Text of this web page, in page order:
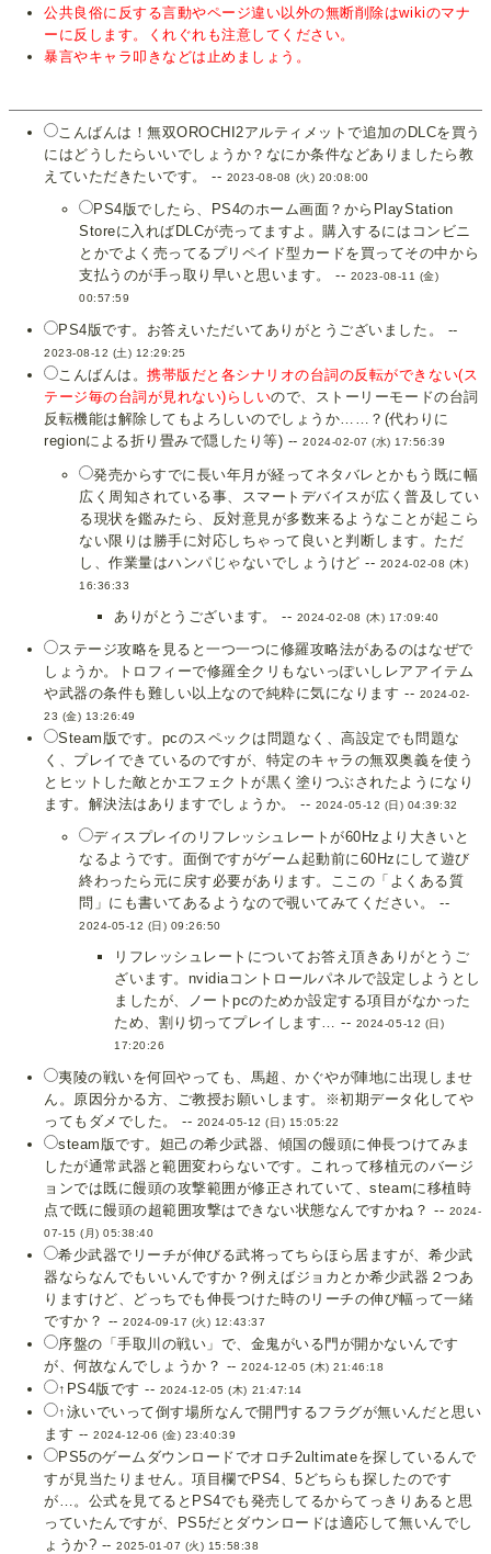
公共良俗に反する言動やページ違い以外の無断削除はwikiのマナ
ーに反します。くれぐれも注意してください。
暴言やキャラ叩きなどは止めましょう。
こんばんは！無双OROCHI2アルティメットで追加のDLCを買う
にはどうしたらいいでしょうか？なにか条件などありましたら教
えていただきたいです。 -- 2023-08-08 (火) 20:08:00
PS4版でしたら、PS4のホーム画面？からPlayStation
Storeに入ればDLCが売ってますよ。購入するにはコンビニ
とかでよく売ってるプリペイド型カードを買ってその中から
支払うのが手っ取り早いと思います。 -- 2023-08-11 (金)
00:57:59
PS4版です。お答えいただいてありがとうございました。 --
2023-08-12 (土) 12:29:25
こんばんは。携帯版だと各シナリオの台詞の反転ができない(ス
テージ毎の台詞が見れない)らしいので、ストーリーモードの台詞
反転機能は解除してもよろしいのでしょうか……？(代わりに
regionによる折り畳みで隠したり等) --2024-02-07 (水) 17:56:39
発売からすでに長い年月が経ってネタバレとかもう既に幅
広く周知されている事、スマートデバイスが広く普及してい
る現状を鑑みたら、反対意見が多数来るようなことが起こら
ない限りは勝手に対応しちゃって良いと判断します。ただ
し、作業量はハンパじゃないでしょうけど -- 2024-02-08 (木)
16:36:33
ありがとうございます。 -- 2024-02-08 (木) 17:09:40
ステージ攻略を見ると一つ一つに修羅攻略法があるのはなぜで
しょうか。トロフィーで修羅全クリもないっぽいしレアアイテム
や武器の条件も難しい以上なので純粋に気になります -- 2024-02-
23 (金) 13:26:49
Steam版です。pcのスペックは問題なく、高設定でも問題な
く、プレイできているのですが、特定のキャラの無双奥義を使う
とヒットした敵とかエフェクトが黒く塗りつぶされたようになり
ます。解決法はありますでしょうか。 -- 2024-05-12 (日) 04:39:32
ディスプレイのリフレッシュレートが60Hzより大きいと
なるようです。面倒ですがゲーム起動前に60Hzにして遊び
終わったら元に戻す必要があります。ここの「よくある質
問」にも書いてあるようなので覗いてみてください。 --
2024-05-12 (日) 09:26:50
リフレッシュレートについてお答え頂きありがとうご
ざいます。nvidiaコントロールパネルで設定しようとし
ましたが、ノートpcのためか設定する項目がなかった
ため、割り切ってプレイします… -- 2024-05-12 (日)
17:20:26
夷陵の戦いを何回やっても、馬超、かぐやが陣地に出現しませ
ん。原因分かる方、ご教授お願いします。※初期データ化してや
ってもダメでした。 -- 2024-05-12 (日) 15:05:22
steam版です。妲己の希少武器、傾国の饅頭に伸長つけてみま
したが通常武器と範囲変わらないです。これって移植元のバージ
ョンでは既に饅頭の攻撃範囲が修正されていて、steamに移植時
点で既に饅頭の超範囲攻撃はできない状態なんですかね？ -- 2024-
07-15 (月) 05:38:40
希少武器でリーチが伸びる武将ってちらほら居ますが、希少武
器ならなんでもいいんですか？例えばジョカとか希少武器２つあ
りますけど、どっちでも伸長つけた時のリーチの伸び幅って一緒
ですか？ --2024-09-17 (火) 12:43:37
序盤の「手取川の戦い」で、金鬼がいる門が開かないんです
が、何故なんでしょうか？ --2024-12-05 (木) 21:46:18
↑PS4版です -- 2024-12-05 (木) 21:47:14
↑泳いでいって倒す場所なんで開門するフラグが無いんだと思い
ます --2024-12-06 (金) 23:40:39
PS5のゲームダウンロードでオロチ2ultimateを探しているんで
すが見当たりません。項目欄でPS4、5どちらも探したのです
が…。公式を見てるとPS4でも発売してるからてっきりあると思
っていたんですが、PS5だとダウンロードは適応して無いんでし
ょうか? --2025-01-07 (火) 15:58:38